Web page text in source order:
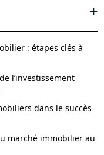
: étapes clés à
l’investissement
dans le succès
marché immobilier au